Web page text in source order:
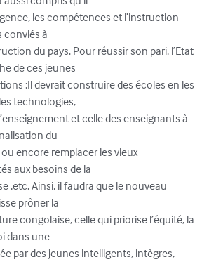
les compétences et l’instruction
conviés à
du pays. Pour réussir son pari, l’Etat
de ces jeunes
:Il devrait construire des écoles en les
technologies,
et celle des enseignants à
du
encore remplacer les vieux
aux besoins de la
,etc. Ainsi, il faudra que le nouveau
prôner la
congolaise, celle qui priorise l’équité, la
dans une
par des jeunes intelligents, intègres,